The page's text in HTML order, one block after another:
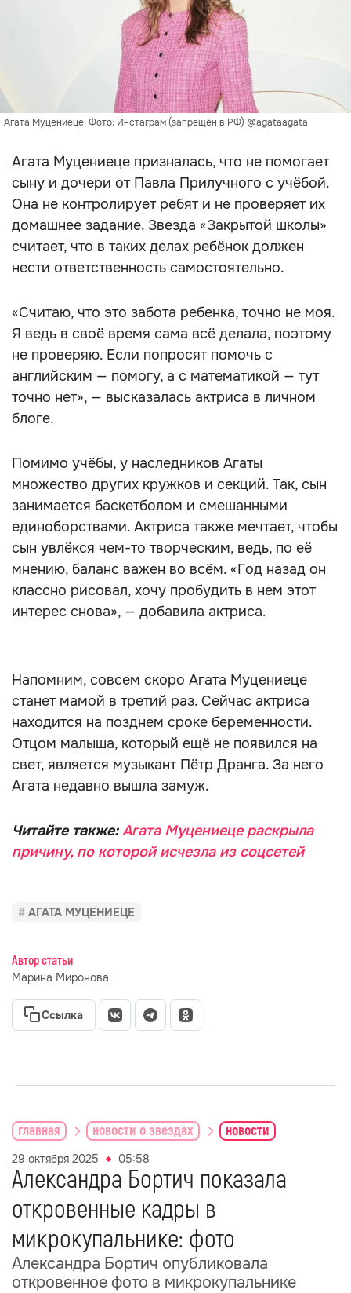
Агата Муцениеце. Фото: Инстаграм (запрещён в РФ) @agataagata
Агата Муцениеце призналась, что не помогает
сыну и дочери от Павла Прилучного с учёбой.
Она не контролирует ребят и не проверяет их
домашнее задание. Звезда «Закрытой школы»
считает, что в таких делах ребёнок должен
нести ответственность самостоятельно.
«Считаю, что это забота ребенка, точно не моя.
Я ведь в своё время сама всё делала, поэтому
не проверяю. Если попросят помочь с
английским — помогу, а с математикой — тут
точно нет», — высказалась актриса в личном
блоге.
Помимо учёбы, у наследников Агаты
множество других кружков и секций. Так, сын
занимается баскетболом и смешанными
единоборствами. Актриса также мечтает, чтобы
сын увлёкся чем-то творческим, ведь, по её
мнению, баланс важен во всём. «Год назад он
классно рисовал, хочу пробудить в нем этот
интерес снова», — добавила актриса.
Напомним, совсем скоро Агата Муцениеце
станет мамой в третий раз. Сейчас актриса
находится на позднем сроке беременности.
Отцом малыша, который ещё не появился на
свет, является музыкант Пётр Дранга. За него
Агата недавно вышла замуж.
Читайте также:Агата Муцениеце раскрыла
причину, по которой исчезла из соцсетей
АГАТА МУЦЕНИЕЦЕ
Автор статьи
Марина Миронова
Ссылка
главная новости о звездах новости
29 октября 2025 05:58
Александра Бортич показала
откровенные кадры в
микрокупальнике: фото
Александра Бортич опубликовала
откровенное фото в микрокупальнике